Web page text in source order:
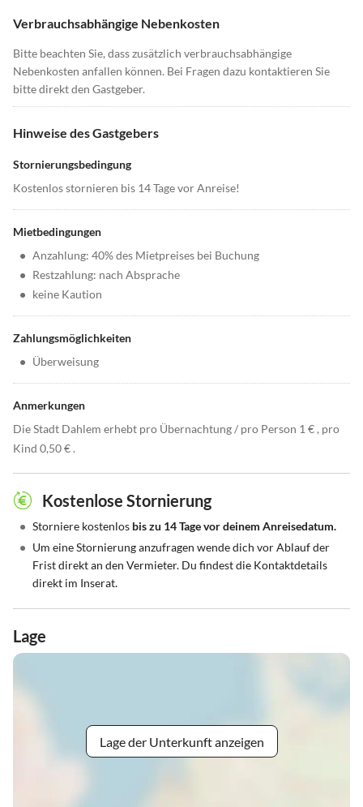
Verbrauchsabhängige Nebenkosten
Bitte beachten Sie, dass zusätzlich verbrauchsabhängige
Nebenkosten anfallen können. Bei Fragen dazu kontaktieren Sie
bitte direkt den Gastgeber.
Hinweise des Gastgebers
Stornierungsbedingung
Kostenlos stornieren bis 14 Tage vor Anreise!
Mietbedingungen
• Anzahlung: 40% des Mietpreises bei Buchung
• Restzahlung: nach Absprache
• keine Kaution
Zahlungsmöglichkeiten
• Überweisung
Anmerkungen
Die Stadt Dahlem erhebt pro Übernachtung / pro Person 1 € , pro
Kind 0,50 € .
Kostenlose Stornierung
• Storniere kostenlos bis zu 14 Tage vor deinem Anreisedatum.
• Um eine Stornierung anzufragen wende dich vor Ablauf der
Frist direkt an den Vermieter. Du findest die Kontaktdetails
direkt im Inserat.
Lage
Lage der Unterkunft anzeigen